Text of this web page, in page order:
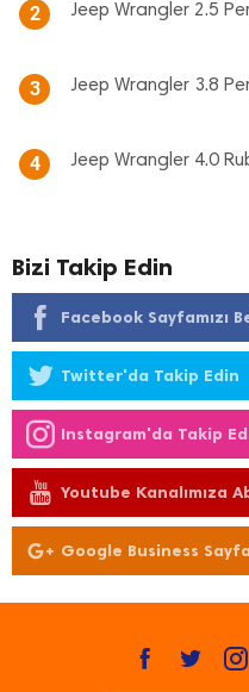
2 Jeep Wrangler 2.5
3 Jeep Wrangler 3.8
4 Jeep Wrangler 4.0
Bizi Takip Edin
Facebook Sayfamızı
Twitter'da Takip Edin
Instagram'da Takip
Youtube Kanalımıza
Google Business